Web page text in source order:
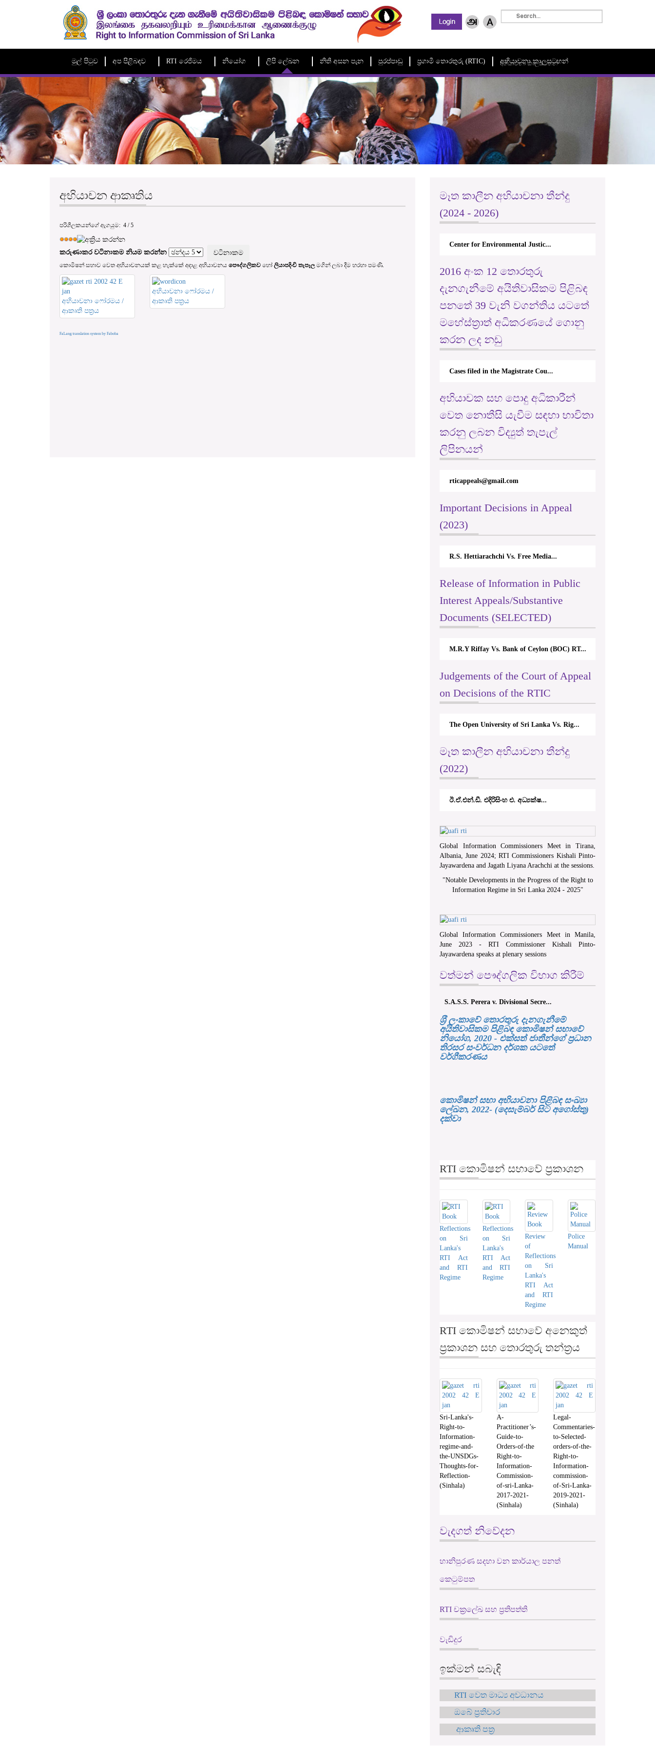
මුල් පිටුව අප පිළිබඳව RTI රෙජිමය නියෝග ලිපි ලේඛන නිති අසන පැන පුරප්පාඩු ප්‍රගාමී තොරතුරු (RTIC) අභියාචනා කාලසටහන්
අභියාචනා කාලසටහන්
අභියාචන ආකෘතිය
පරිශීලකයන්ගේ ඇගයුම: 4 /5
කරුණාකර වටිනාකම නියම කරන්න
කොමිෂන් සභාව වෙත අභියාචනයක් කළ හැක්කේ අදාළ අභියාචනය පෞද්ගලිකව හෝ ලියාපදිංචි තැපෑලමගින් ලබා දීම හරහා පමණි.
අභියාචනා ෆෝරමය /
ආකෘති පත‍්‍රය
අභියාචනා ෆෝරමය /
ආකෘති පත‍්‍රය
FaLang translation system by Faboba
මෑත කාලීන අභියාචනා තීන්දු
(2024 - 2026)
Center for Environmental Justic...
2016 අංක 12 තොරතුරු
දැනගැනීමේ අයිතිවාසිකම පිළිබඳ
පනතේ 39 වැනි වගන්තිය යටතේ
මහේස්ත්‍රාත් අධිකරණයේ ගොනු
කරන ලද නඩු
Cases filed in the Magistrate Cou...
අභියාචක සහ පොදු අධිකාරීන්
වෙත නොතීසි යැවීම සඳහා භාවිතා
කරනු ලබන විද්‍යුත් තැපැල්
ලිපිනයන්
rticappeals@gmail.com
Important Decisions in Appeal
(2023)
R.S. Hettiarachchi Vs. Free Media...
Release of Information in Public
Interest Appeals/Substantive
Documents (SELECTED)
M.R.Y Riffay Vs. Bank of Ceylon (BOC) RT...
Judgements of the Court of Appeal
on Decisions of the RTIC
The Open University of Sri Lanka Vs. Rig...
මෑත කාලීන අභියාචනා තීන්දු
(2022)
ඊ.ඒ.එන්.ඩී. එදිරිසිංහ එ. අධ්‍යක්ෂ...
Global Information Commissioners Meet in Tirana,
Albania, June 2024; RTI Commissioners Kishali Pinto-
Jayawardena and Jagath Liyana Arachchi at the sessions.
"Notable Developments in the Progress of the Right to
Information Regime in Sri Lanka 2024 - 2025"
Global Information Commissioners Meet in Manila,
June 2023 - RTI Commissioner Kishali Pinto-
Jayawardena speaks at plenary sessions
වත්මන් පෞද්ගලික විභාග කිරීම්
S.A.S.S. Perera v. Divisional Secre...
ශ‍්‍රී ලංකාවේ තොරතුරු දැනගැනීමේ
අයිතිවාසිකම පිළිබඳ කොමිෂන් සභාවේ
නියෝග, 2020 - එක්සත් ජාතීන්ගේ ප්‍රධාන
තිරසර සංවර්ධන දර්ශක යටතේ
වර්ගීකරණය
කොමිෂන් සභා අභියාචනා පිළිබඳ සංඛ්‍යා
ලේඛන, 2022- (දෙසැම්බර් සිට අගෝස්තු)
දක්වා
RTI කොමිෂන් සභාවේ ප්‍රකාශන
Reflections
on Sri
Lanka's
RTI Act
and RTI
Regime
Reflections
on Sri
Lanka's
RTI Act
and RTI
Regime
Review
of
Reflections
on Sri
Lanka's
RTI Act
and RTI
Regime
Police
Manual
RTI කොමිෂන් සභාවේ අනෙකුත්
ප්‍රකාශන සහ තොරතුරු තන්ත්‍රය
Sri-Lanka's-
Right-to-
Information-
regime-and-
the-UNSDGs-
Thoughts-for-
Reflection-
(Sinhala)
A-
Practitioner’s-
Guide-to-
Orders-of-the
Right-to-
Information-
Commission-
of-sri-Lanka-
2017-2021-
(Sinhala)
Legal-
Commentaries-
to-Selected-
orders-of-the-
Right-to-
Information-
commission-
of-Sri-Lanka-
2019-2021-
(Sinhala)
වැදගත් නිවේදන
හානිපුරණ සදහා වන කාර්යාල පනත්
කෙටුම්පත
RTI චක්‍රලේඛ සහ ප්‍රතිපත්ති
වැඩිදුර
ඉක්මන් සබැඳි
RTI වෙත මාධ්‍ය අවධානය
ඔබේ ප්‍රතිචාර
ආකෘති පත්‍ර